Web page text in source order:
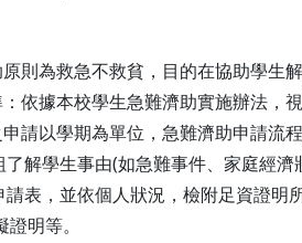
則為救急不救貧，目的在協助學生
依據本校學生急難濟助實施辦法，
請以學期為單位，急難濟助申請流程
解學生事由(如急難事件、家庭經濟
請表，並依個人狀況，檢附足資證
明等。